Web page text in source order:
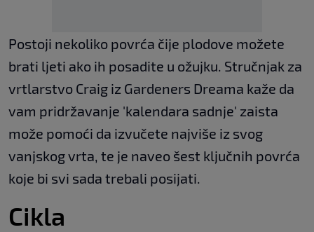
Postoji nekoliko povrća čije plodove možete
brati ljeti ako ih posadite u ožujku. Stručnjak za
vrtlarstvo Craig iz Gardeners Dreama kaže da
vam pridržavanje 'kalendara sadnje' zaista
može pomoći da izvučete najviše iz svog
vanjskog vrta, te je naveo šest ključnih povrća
koje bi svi sada trebali posijati.
Cikla